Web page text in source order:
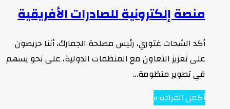
منصة إلكترونية للصادرات الأفريقية
أكد الشحات غتوري، رئيس مصلحة الجمارك، أننا حريصون
على تعزيز التعاون مع المنظمات الدولية، على نحو يسهم
في تطوير منظومة…
أكمل القراءة »